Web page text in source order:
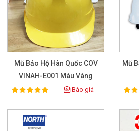
Mũ Bảo Hộ Hàn Quốc COV
VINAH-E001 Màu Vàng
Rating:
100% Báo giá
Mũ
100%